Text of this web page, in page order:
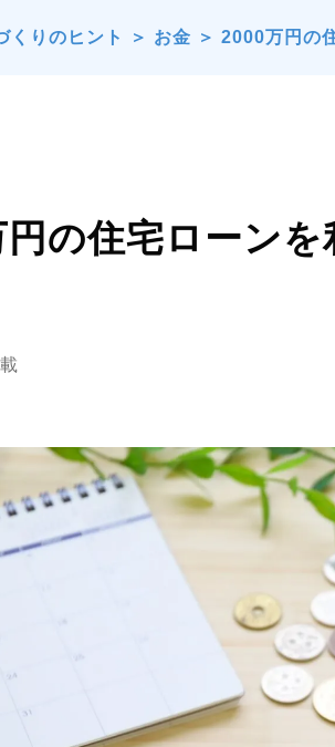
くりのヒント ＞ お金 ＞ 2000万円の
の住宅ローン